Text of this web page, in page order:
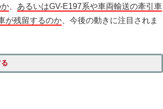
あるいはGV-E197系や車両輸送の牽引車
が残留するのか 、今後の動きに注目されま